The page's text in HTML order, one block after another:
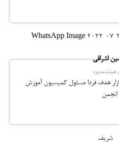
اشراقی
هیئت‌مدیره
هدف فردا مسئول کمیسیون آموزش
انجمن